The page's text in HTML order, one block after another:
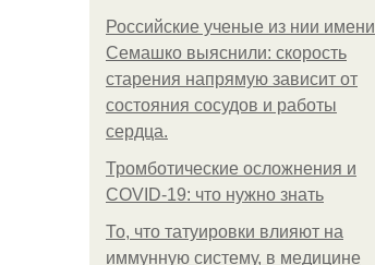
Российские ученые из нии имени
Семашко выяснили: скорость
старения напрямую зависит от
состояния сосудов и работы
сердца.
Тромботические осложнения и
COVID-19: что нужно знать
То, что татуировки влияют на
иммунную систему, в медицине